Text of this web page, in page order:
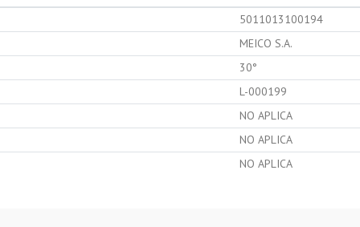
5011013100194
MEICO S.A.
30°
L-000199
NO APLICA
NO APLICA
NO APLICA